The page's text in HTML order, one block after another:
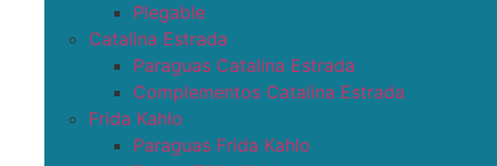
Plegable
Catalina Estrada
Paraguas Catalina Estrada
Complementos Catalina Estrada
Frida Kahlo
Paraguas Frida Kahlo